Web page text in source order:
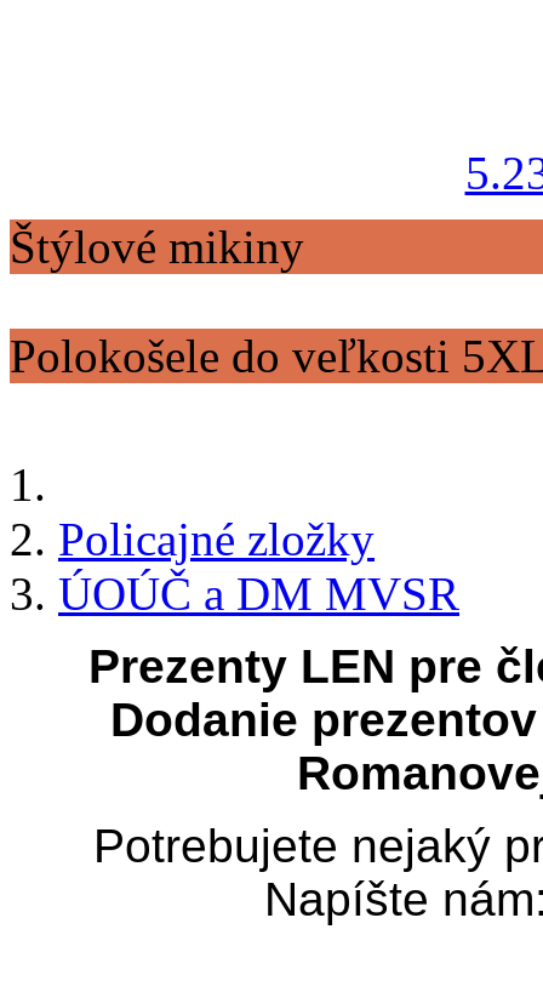
Štýlové mikiny
Polokošele do veľkosti
Policajné zložky
ÚOÚČ a DM MVSR
Prezenty LEN pre
Dodanie
Potrebujete nejaký
Napíšte